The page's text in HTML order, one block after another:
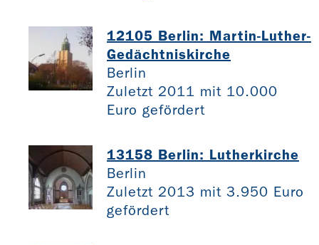
12105 Berlin: Martin-Luther-
Gedächtniskirche
Berlin
Zuletzt 2011 mit 10.000
Euro gefördert
13158 Berlin: Lutherkirche
Berlin
Zuletzt 2013 mit 3.950 Euro
gefördert